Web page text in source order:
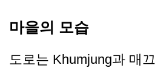
마을의 모습
도로는 Khumjung과 매